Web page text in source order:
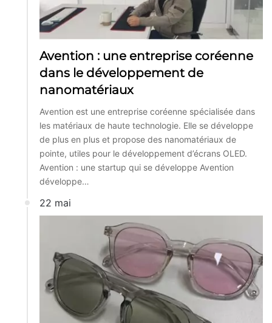
Avention : une entreprise coréenne
dans le développement de
nanomatériaux
Avention est une entreprise coréenne spécialisée dans
les matériaux de haute technologie. Elle se développe
de plus en plus et propose des nanomatériaux de
pointe, utiles pour le développement d’écrans OLED.
Avention : une startup qui se développe Avention
développe…
22 mai